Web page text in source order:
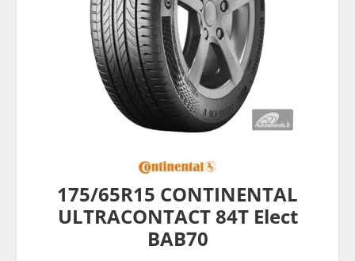
175/65R15 CONTINENTAL
ULTRACONTACT 84T Elect
BAB70